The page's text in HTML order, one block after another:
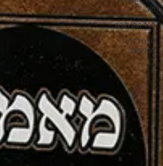
סוד
ספר מתן תורה
חגים בדרך
הפנימיות